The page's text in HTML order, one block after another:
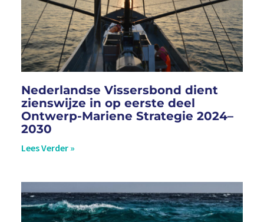
Nederlandse Vissersbond dient
zienswijze in op eerste deel
Ontwerp-Mariene Strategie 2024–
2030
Lees Verder »